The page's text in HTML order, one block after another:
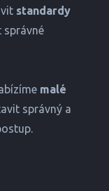
standardy
správné
malé
správný a